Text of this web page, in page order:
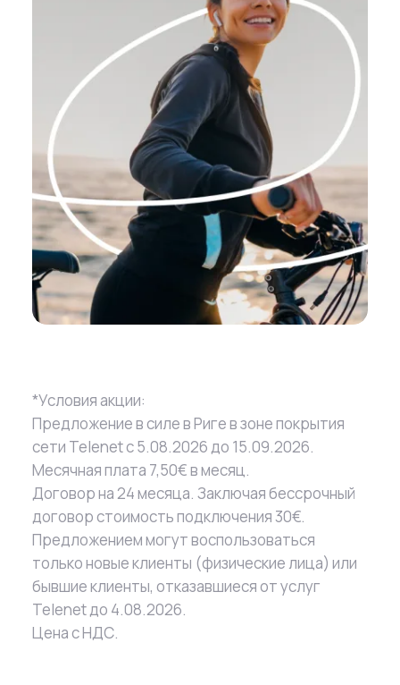
*Условия акции:
Предложение в силе в Риге в зоне покрытия
сети Telenet с 5.08.2026 до 15.09.2026.
Месячная плата 7,50€ в месяц.
Договор на 24 месяца. Заключая бессрочный
договор стоимость подключения 30€.
Предложением могут воспользоваться
только новые клиенты (физические лица) или
бывшие клиенты, отказавшиеся от услуг
Telenet до 4.08.2026.
Цена с НДС.